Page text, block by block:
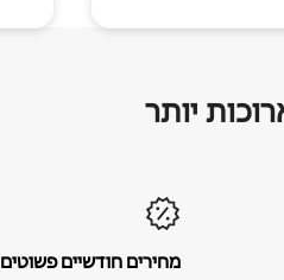
יותר
מחירים חודשיים פשוטים